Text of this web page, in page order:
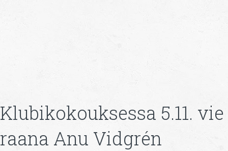
Klubikokouksessa 5.11. vie
raana Anu Vidgrén